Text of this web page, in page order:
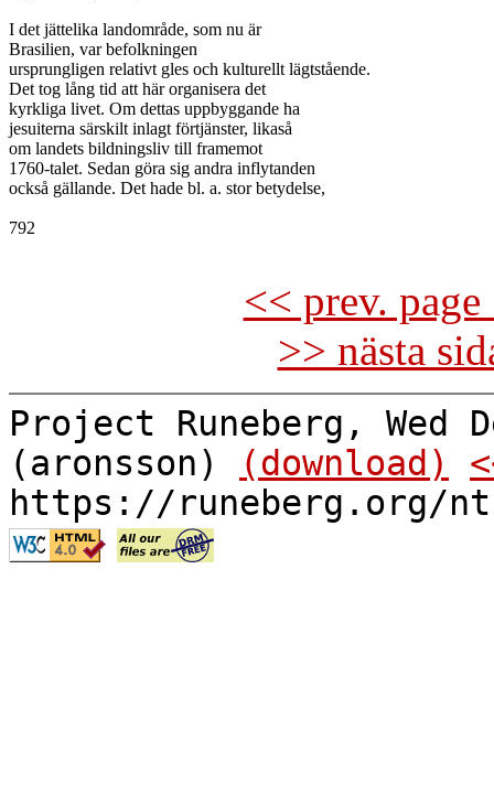
I det jättelika landområde, som nu är
Brasilien, var befolkningen
ursprungligen relativt gles och kulturellt lägtstående.
Det tog lång tid att här organisera det
kyrkliga livet. Om dettas uppbyggande ha
jesuiterna särskilt inlagt förtjänster, likaså
om landets bildningsliv till framemot
1760-talet. Sedan göra sig andra inflytanden
också gällande. Det hade bl. a. stor betydelse,
792
<< prev.
>> nästa
Project Runeberg, Wed
(aronsson)
(download)
https://runeberg.org/